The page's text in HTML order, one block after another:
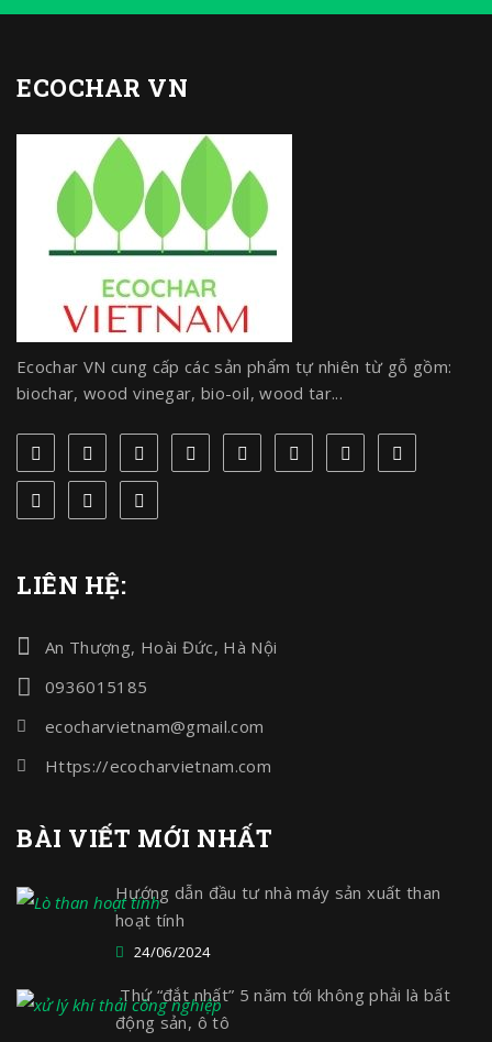
ECOCHAR VN
Ecochar VN cung cấp các sản phẩm tự nhiên từ gỗ gồm:
biochar, wood vinegar, bio-oil, wood tar...
LIÊN HỆ:
An Thượng, Hoài Đức, Hà Nội
0936015185
ecocharvietnam@gmail.com
Https://ecocharvietnam.com
BÀI VIẾT MỚI NHẤT
Hướng dẫn đầu tư nhà máy sản xuất than
hoạt tính
24/06/2024
Thứ “đắt nhất” 5 năm tới không phải là bất
động sản, ô tô